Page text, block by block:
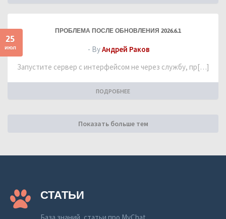
25
июл
ПРОБЛЕМА ПОСЛЕ ОБНОВЛЕНИЯ 2026.6.1
- ByАндрей Раков
Запустите сервер с интерфейсом не через службу, пр[…]
ПОДРОБНЕЕ
Показать больше тем
СТАТЬИ